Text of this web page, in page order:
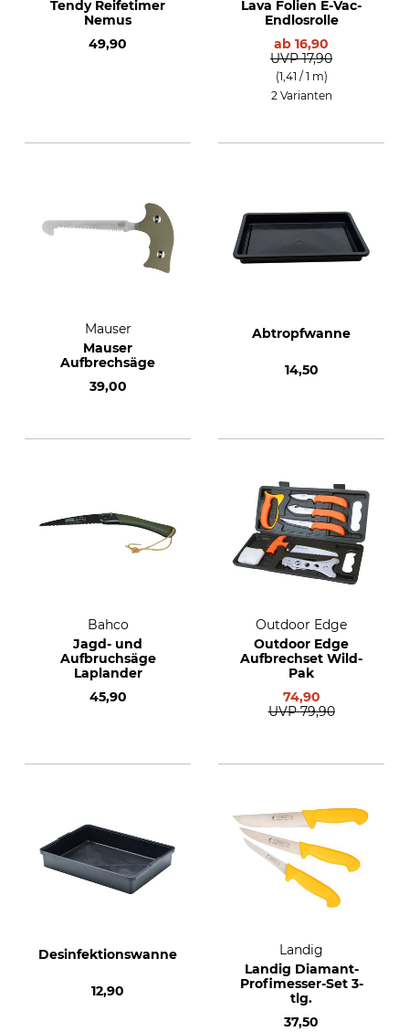
Tendy Reifetimer
Nemus
49,90
Lava Folien E-Vac-
Endlosrolle
ab 16,90
UVP 17,90
(1,41 / 1 m)
2 Varianten
Mauser
Mauser
Aufbrechsäge
39,00
Abtropfwanne
14,50
Bahco
Jagd- und
Aufbruchsäge
Laplander
45,90
Outdoor Edge
Outdoor Edge
Aufbrechset Wild-
Pak
74,90
UVP 79,90
Desinfektionswanne
12,90
Landig
Landig Diamant-
Profimesser-Set 3-
tlg.
37,50